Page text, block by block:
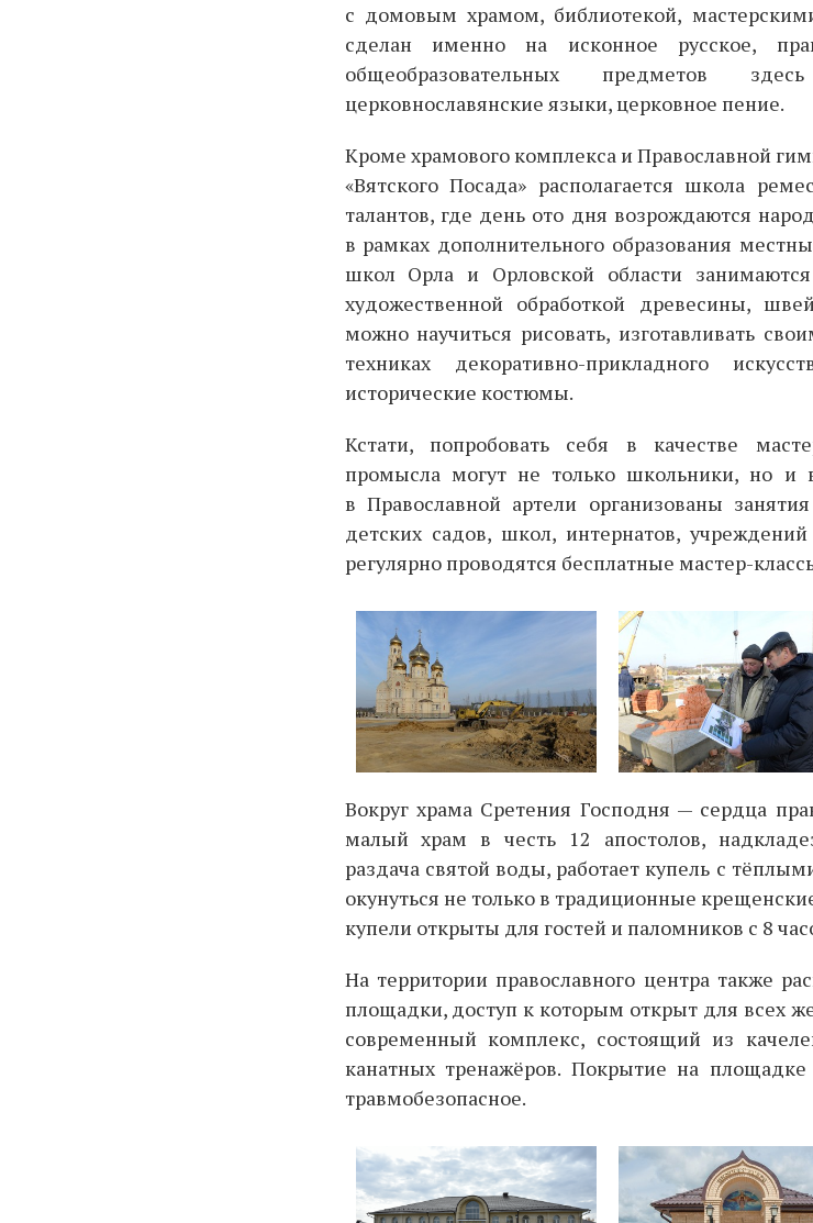
с домовым храмом, библиотекой,
сделан именно на исконное русское,
общеобразовательных предметов
церковнославянские языки, церковное пение.
Кроме храмового комплекса и Православной
«Вятского Посада» располагается школа
талантов, где день ото дня возрождаются
в рамках дополнительного образования
школ Орла и Орловской области
художественной обработкой древесины,
можно научиться рисовать, изготавливать
техниках декоративно-прикладного
исторические костюмы.
Кстати, попробовать себя в качестве
промысла могут не только школьники, но и
в Православной артели организованы
детских садов, школ, интернатов,
регулярно проводятся бесплатные мастер-
Вокруг храма Сретения Господня — сердца
малый храм в честь 12 апостолов,
раздача святой воды, работает купель с
окунуться не только в традиционные
купели открыты для гостей и паломников с 8
На территории православного центра также
площадки, доступ к которым открыт для всех
современный комплекс, состоящий из
канатных тренажёров. Покрытие на
травмобезопасное.